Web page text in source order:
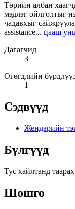
Төрийн албан
мэдлэг ойлголтыг
чадавхыг
assistance... цааш
Дагагчид
3
Өгөгдлийн
1
Сэдвүүд
Жендэрийн
Бүлгүүд
Тус хайлтанд
Шошго